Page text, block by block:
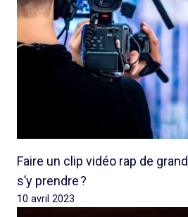
Faire un clip vidéo rap de
s’y prendre ?
10 avril 2023